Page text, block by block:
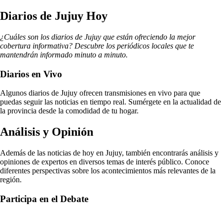
Diarios de Jujuy Hoy
¿Cuáles son los diarios de Jujuy que están ofreciendo la mejor
cobertura informativa? Descubre los periódicos locales que te
mantendrán informado minuto a minuto.
Diarios en Vivo
Algunos diarios de Jujuy ofrecen transmisiones en vivo para que
puedas seguir las noticias en tiempo real. Sumérgete en la actualidad de
la provincia desde la comodidad de tu hogar.
Análisis y Opinión
Además de las noticias de hoy en Jujuy, también encontrarás análisis y
opiniones de expertos en diversos temas de interés público. Conoce
diferentes perspectivas sobre los acontecimientos más relevantes de la
región.
Participa en el Debate